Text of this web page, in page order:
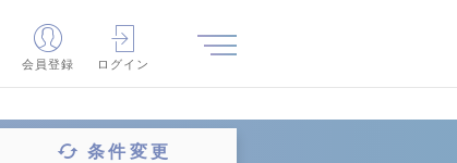
会員登録 ログイン
条件変更